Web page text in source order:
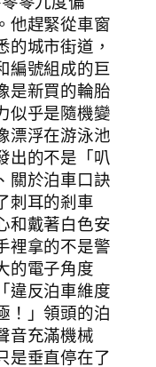
他趕緊從車窗
城市街道，
編號組成的巨
是新買的輪胎
似乎是隨機變
漂浮在游泳池
出的不是「叭
關於泊車口訣
刺耳的剎車
和戴著白色安
裡拿的不是警
的電子角度
違反泊車維度
！」領頭的泊
音充滿機械
是垂直停在了